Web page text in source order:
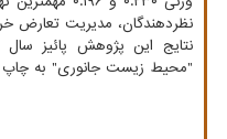
نظردهندگان، مدیریت تعارض
"محیط زیست جانوری" به